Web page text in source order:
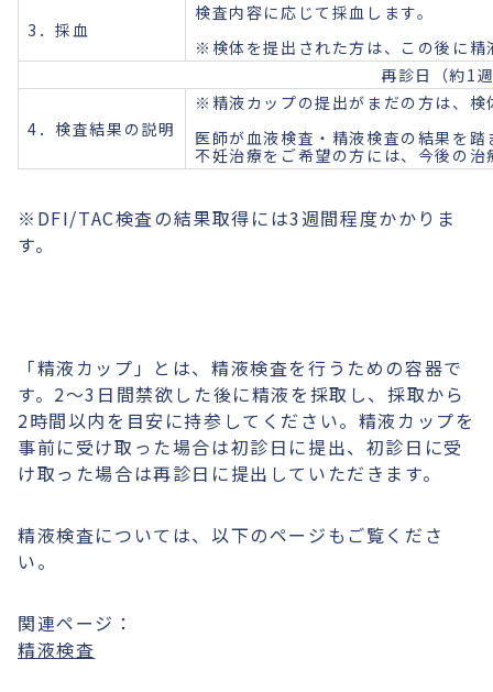
3．採血
検査内容に応じて採血します。
※検体を提出された方は、この後に
再診日（約1
4．検査結果の説明
※精液カップの提出がまだの方は、検
医師が血液検査・精液検査の結果を
不妊治療をご希望の方には、今後の
※DFI/TAC検査の結果取得には3週間程度かかりま
す。
「精液カップ」とは、精液検査を行うための容器で
す。2〜3日間禁欲した後に精液を採取し、採取から
2時間以内を目安に持参してください。精液カップを
事前に受け取った場合は初診日に提出、初診日に受
け取った場合は再診日に提出していただきます。
精液検査については、以下のページもご覧くださ
い。
関連ページ：
精液検査